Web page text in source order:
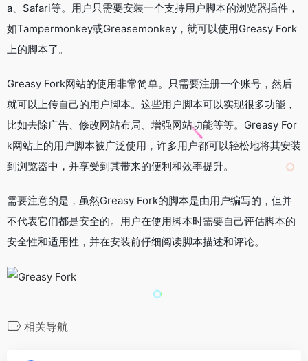
a、Safari等。用户只需要安装一个支持用户脚本的浏览器插件，
如Tampermonkey或Greasemonkey，就可以使用Greasy Fork
上的脚本了。
Greasy Fork网站的使用非常简单。只需要注册一个账号，然后
就可以上传自己的用户脚本。这些用户脚本可以实现很多功能，
比如去除广告、修改网站布局、增强网站功能等等。Greasy For
k网站上的用户脚本被广泛使用，许多用户都可以轻松地将其安装
到浏览器中，并享受到其带来的便利和效率提升。
需要注意的是，虽然Greasy Fork的脚本是由用户编写的，但并
不代表它们都是安全的。用户在使用脚本时需要自己评估脚本的
安全性和适用性，并在安装前仔细阅读脚本描述和评论。
相关导航